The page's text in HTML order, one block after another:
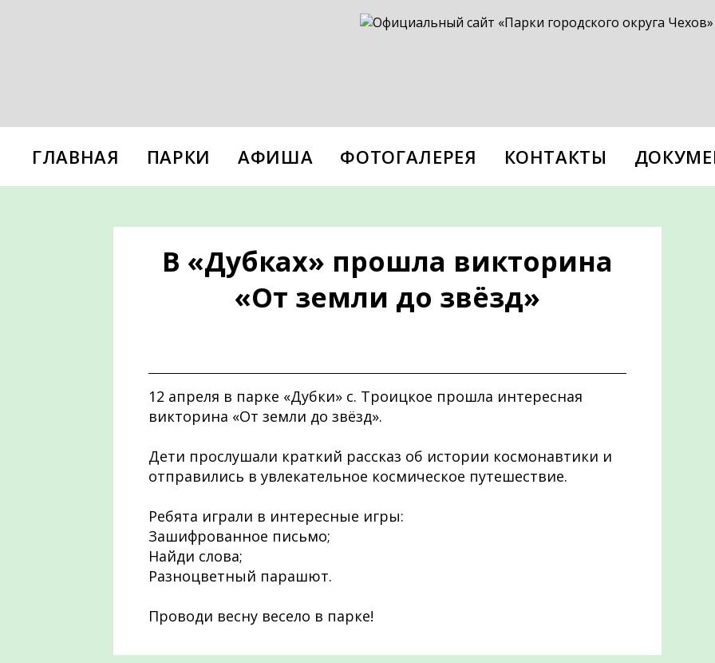
ГЛАВНАЯ ПАРКИ АФИША ФОТОГАЛЕРЕЯ КОНТАКТЫ
В «Дубках» прошла викторина
«От земли до звёзд»
12 апреля в парке «Дубки» с. Троицкое прошла интересная
викторина «От земли до звёзд».
Дети прослушали краткий рассказ об истории космонавтики и
отправились в увлекательное космическое путешествие.
Ребята играли в интересные игры:
Зашифрованное письмо;
Найди слова;
Разноцветный парашют.
Проводи весну весело в парке!